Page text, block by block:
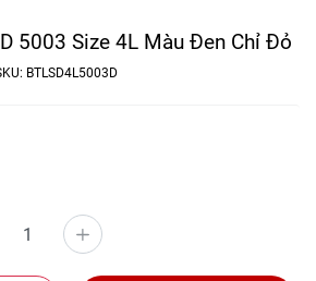
5003 Size 4L Màu Đen Chỉ Đỏ
BTLSD4L5003D